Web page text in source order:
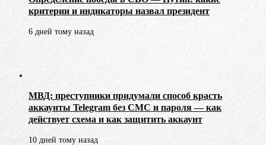
критерии и индикаторы назвал президент
6 дней тому назад
МВД: преступники придумали способ красть
аккаунты Telegram без СМС и пароля — как
действует схема и как защитить аккаунт
10 дней тому назад